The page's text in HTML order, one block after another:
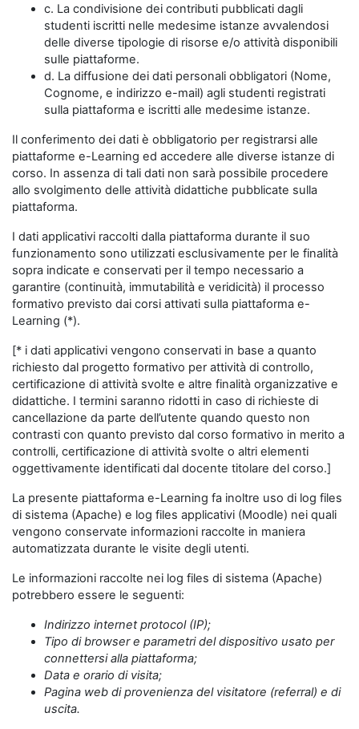
c. La condivisione dei contributi pubblicati dagli
studenti iscritti nelle medesime istanze avvalendosi
delle diverse tipologie di risorse e/o attività disponibili
sulle piattaforme.
d. La diffusione dei dati personali obbligatori (Nome,
Cognome, e indirizzo e-mail) agli studenti registrati
sulla piattaforma e iscritti alle medesime istanze.
Il conferimento dei dati è obbligatorio per registrarsi alle
piattaforme e-Learning ed accedere alle diverse istanze di
corso. In assenza di tali dati non sarà possibile procedere
allo svolgimento delle attività didattiche pubblicate sulla
piattaforma.
I dati applicativi raccolti dalla piattaforma durante il suo
funzionamento sono utilizzati esclusivamente per le finalità
sopra indicate e conservati per il tempo necessario a
garantire (continuità, immutabilità e veridicità) il processo
formativo previsto dai corsi attivati sulla piattaforma e-
Learning (*).
[* i dati applicativi vengono conservati in base a quanto
richiesto dal progetto formativo per attività di controllo,
certificazione di attività svolte e altre finalità organizzative e
didattiche. I termini saranno ridotti in caso di richieste di
cancellazione da parte dell’utente quando questo non
contrasti con quanto previsto dal corso formativo in merito a
controlli, certificazione di attività svolte o altri elementi
oggettivamente identificati dal docente titolare del corso.]
La presente piattaforma e-Learning fa inoltre uso di log files
di sistema (Apache) e log files applicativi (Moodle) nei quali
vengono conservate informazioni raccolte in maniera
automatizzata durante le visite degli utenti.
Le informazioni raccolte nei log files di sistema (Apache)
potrebbero essere le seguenti:
Indirizzo internet protocol (IP);
Tipo di browser e parametri del dispositivo usato per
connettersi alla piattaforma;
Data e orario di visita;
Pagina web di provenienza del visitatore (referral) e di
uscita.